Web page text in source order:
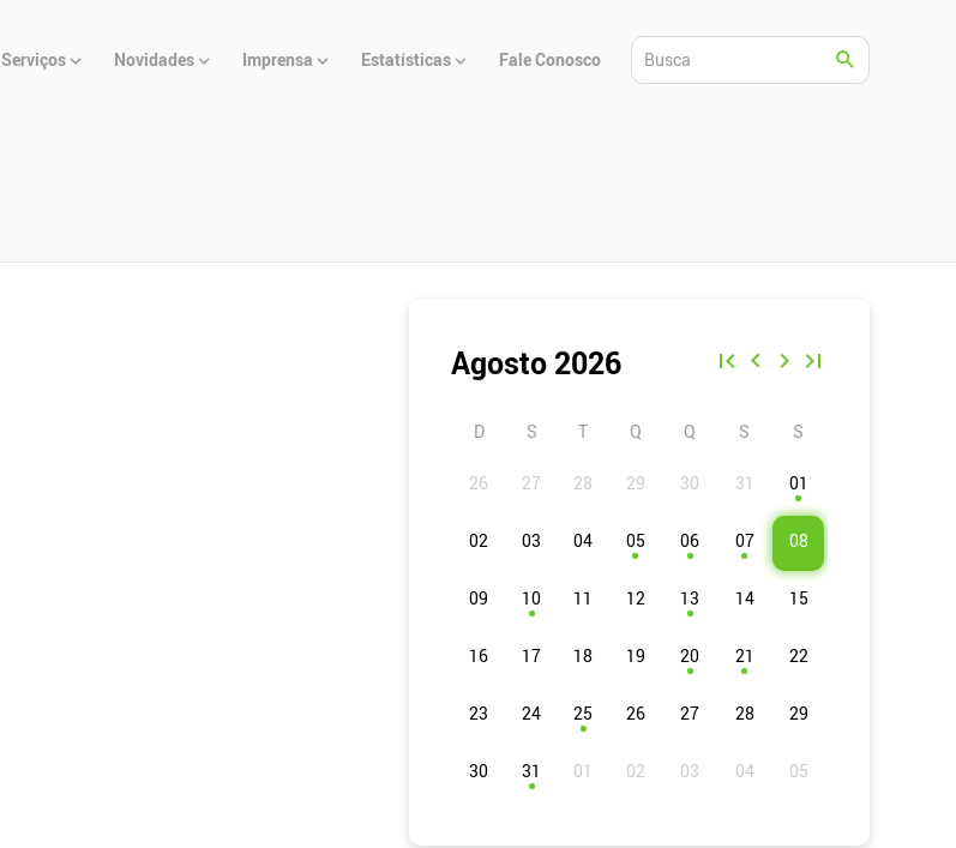
Serviços Novidades Imprensa Estatísticas Fale Conosco
Agosto 2026
D S T Q Q S S
01
02 03 04 05 06 07 08
09 10 11 12 13 14 15
16 17 18 19 20 21 22
23 24 25 26 27 28 29
30 31